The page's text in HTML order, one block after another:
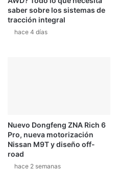
saber sobre los sistemas de
tracción integral
hace 4 días
Nuevo Dongfeng ZNA Rich 6
Pro, nueva motorización
Nissan M9T y diseño off-
road
hace 2 semanas